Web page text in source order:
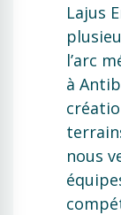
Lajus
l’arc
à
nous